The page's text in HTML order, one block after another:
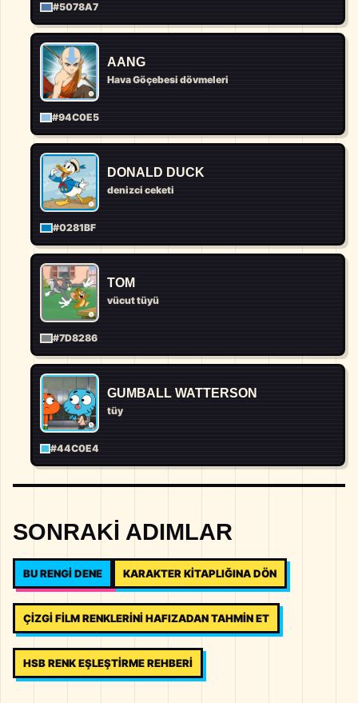
#5078A7
AANG
Hava Göçebesi dövmeleri
#94C0E5
DONALD DUCK
denizci ceketi
#0281BF
TOM
vücut tüyü
#7D8286
GUMBALL WATTERSON
tüy
#44C0E4
SONRAKI ADIMLAR
BU RENGI DENE KARAKTER KITAPLIĞINA DÖN
ÇIZGI FILM RENKLERINI HAFIZADAN TAHMIN ET
HSB RENK EŞLEŞTIRME REHBERI